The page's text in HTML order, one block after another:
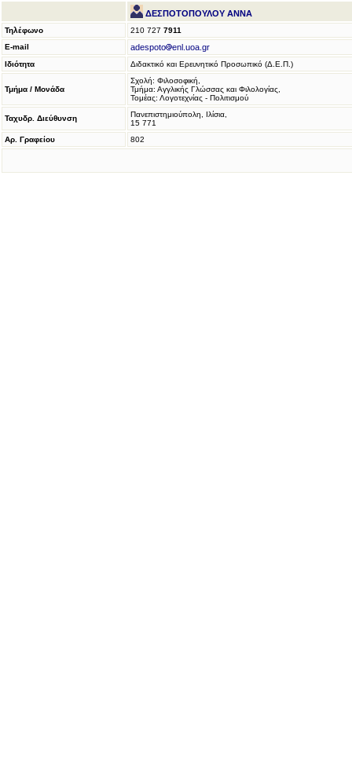
ΔΕΣΠΟΤΟΠΟΥΛΟΥ ΑΝΝΑ
Τηλέφωνο 210 727 7911
E-mail
adespoto enl.uoa.gr
Ιδιότητα Διδακτικό και Ερευνητικό Προσωπικό (Δ.Ε.Π.)
Τμήμα / Μονάδα
Σχολή: Φιλοσοφική,
Τμήμα: Αγγλικής Γλώσσας και Φιλολογίας,
Τομέας: Λογοτεχνίας - Πολιτισμού
Ταχυδρ. Διεύθυνση
Πανεπιστημιούπολη, Ιλίσια,
15 771
Αρ. Γραφείου
802